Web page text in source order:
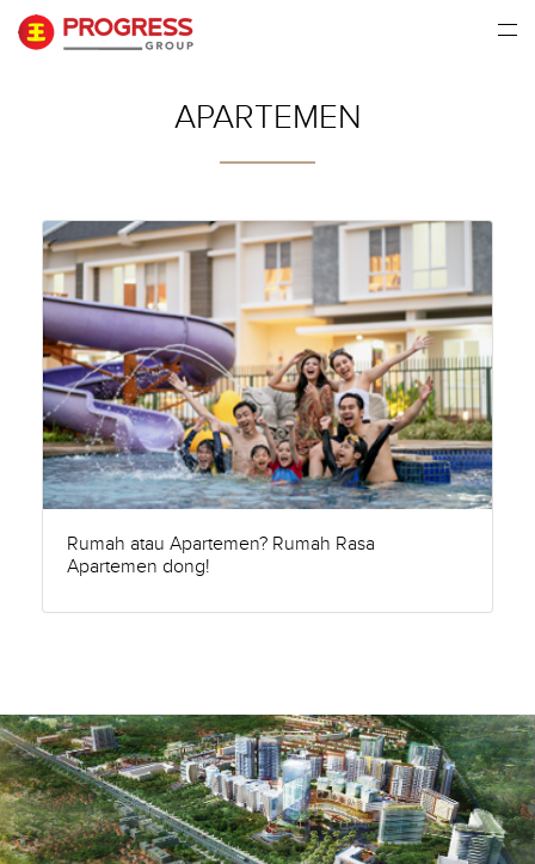
APARTEMEN
Rumah atau Apartemen? Rumah Rasa
Apartemen dong!